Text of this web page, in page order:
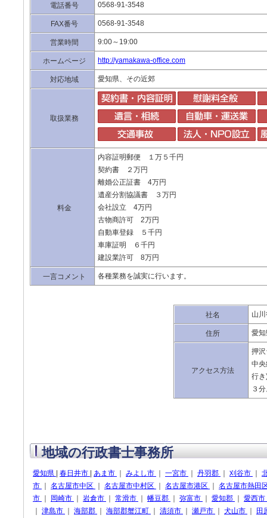
電話番号 0568-91-3548
FAX番号 0568-91-3548
営業時間 9:00～19:00
ホームページ http://yamakawa-office.com
対応地域 愛知県、その近郊
取扱業務
料金
内容証明郵便 １万５千円
契約書 ２万円
離婚公正証書 4万円
遺産分割協議書 ３万円
会社設立 4万円
古物商許可 2万円
自動車登録 ５千円
車庫証明 ６千円
建設業許可 8万円
一言コメント 各種業務を誠実に行います。
社名 山
住所 愛
アクセス方法
押
中
行
３
地域の行政書士事務所
愛知県 春日井市 あま市 みよし市 一宮市 丹羽郡 刈谷市
市
名古屋市中区 名古屋市中村区 名古屋市港区
名古屋市熱田
市
岡崎市 岩倉市 常滑市 幡豆郡 弥富市 愛知郡
愛西市
津島市 海部郡 海部郡蟹江町 清須市 瀬戸市 犬山市
田